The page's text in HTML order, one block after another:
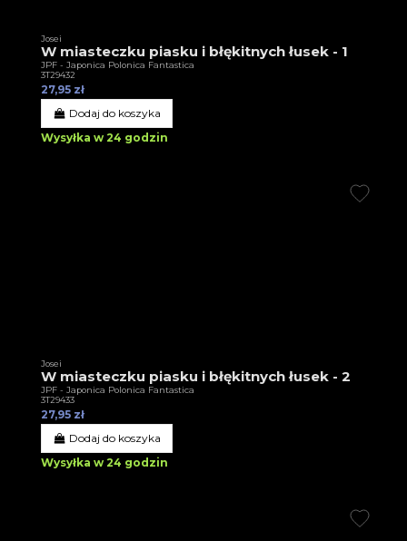
Josei
W miasteczku piasku i błękitnych łusek - 1
JPF - Japonica Polonica Fantastica
3T29432
27,95 zł
Dodaj do koszyka
Wysyłka w 24 godzin
Josei
W miasteczku piasku i błękitnych łusek - 2
JPF - Japonica Polonica Fantastica
3T29433
27,95 zł
Dodaj do koszyka
Wysyłka w 24 godzin